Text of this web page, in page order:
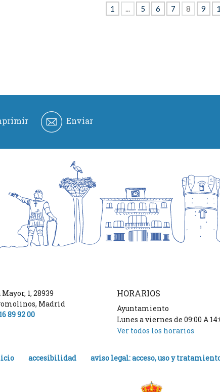
1 ... 5 6 7 8 9
Enviar
1, 28939
, Madrid
89 92 00
HORARIOS
Ayuntamiento
Lunes a viernes de 09:00 A
Ver todos los horarios
accesibilidad aviso legal: acceso, uso y